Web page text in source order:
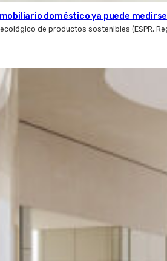
doméstico ya puede
de productos sostenibles (ESPR,